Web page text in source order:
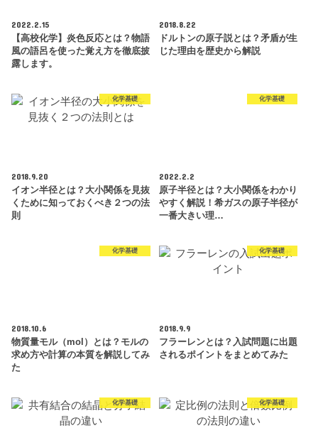
2022.2.15
【高校化学】炎色反応とは？物語
風の語呂を使った覚え方を徹底披
露します。
2018.8.22
ドルトンの原子説とは？矛盾が生
じた理由を歴史から解説
化学基礎
2018.9.20
イオン半径とは？大小関係を見抜
くために知っておくべき２つの法
則
化学基礎
2022.2.2
原子半径とは？大小関係をわかり
やすく解説！希ガスの原子半径が
一番大きい理…
化学基礎
2018.10.6
物質量モル（mol）とは？モルの
求め方や計算の本質を解説してみ
た
化学基礎
2018.9.9
フラーレンとは？入試問題に出題
されるポイントをまとめてみた
化学基礎 化学基礎